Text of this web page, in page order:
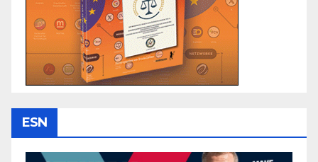
ESN